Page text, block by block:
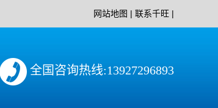
网站地图 | 联系千旺 |
全国咨询热线:13927296893